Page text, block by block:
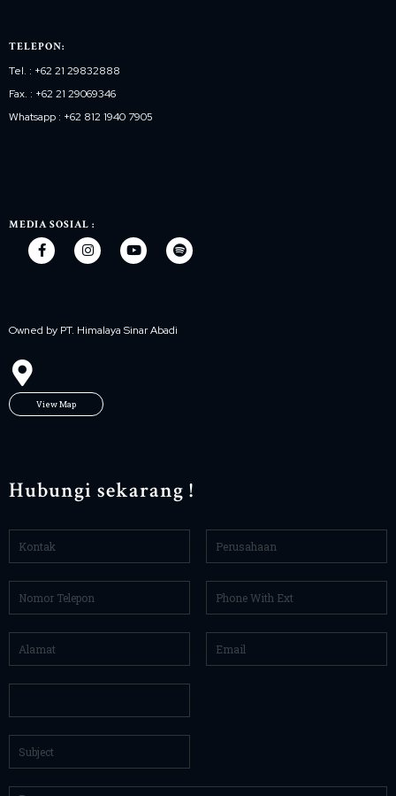
TELEPON:
Tel. : +62 21 29832888
Fax. : +62 21 29069346
Whatsapp : +62 812 1940 7905
MEDIA SOSIAL :
Owned by PT. Himalaya Sinar Abadi
View Map
Hubungi sekarang !